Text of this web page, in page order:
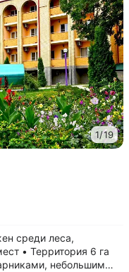
1/19
среди леса,
• Территория 6 га
небольшим